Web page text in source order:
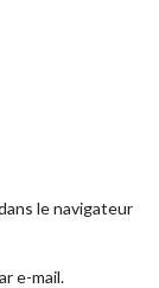
le navigateur
e-mail.